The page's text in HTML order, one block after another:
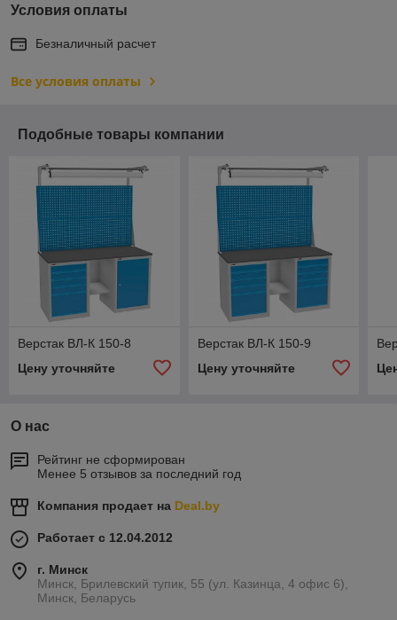
Условия оплаты
Безналичный расчет
Все условия оплаты
Подобные товары компании
Верстак ВЛ-К 150-8
Цену уточняйте
Верстак ВЛ-К 150-9
Цену уточняйте
О нас
Рейтинг не сформирован
Менее 5 отзывов за последний год
Компания продает на Deal.by
Работает с 12.04.2012
г. Минск
Минск, Брилевский тупик, 55 (ул. Казинца, 4 офис 6),
Минск, Беларусь